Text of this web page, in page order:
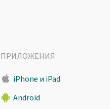
ПРИЛОЖЕНИЯ
iPhone и iPad
Android